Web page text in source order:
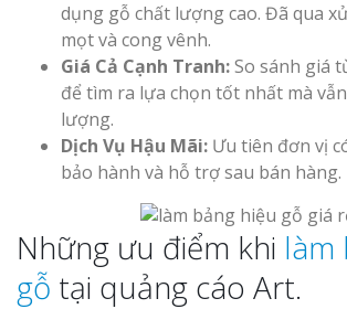
dụng gỗ chất lượng cao. Đã qua
mọt và cong vênh.
Giá Cả Cạnh Tranh:So sánh giá
để tìm ra lựa chọn tốt nhất mà
lượng.
Dịch Vụ Hậu Mãi: Ưu tiên đơn vị
bảo hành và hỗ trợ sau bán hàng.
Những ưu điểm khi làm
gỗ tại quảng cáo Art.